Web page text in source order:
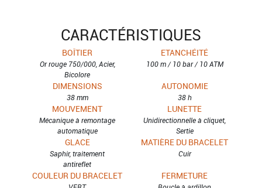
CARACTÉRISTIQUES
BOÎTIER
Or rouge 750/000, Acier,
Bicolore
ETANCHÉITÉ
100 m / 10 bar / 10 ATM
DIMENSIONS
38 mm
AUTONOMIE
38 h
MOUVEMENT
Mécanique à remontage
automatique
LUNETTE
Unidirectionnelle à cliquet,
Sertie
GLACE
Saphir, traitement
antireflet
MATIÈRE DU BRACELET
Cuir
COULEUR DU BRACELET FERMETURE